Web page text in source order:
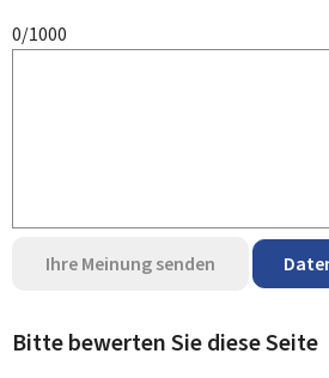
0/1000
Ihre Meinung senden
Bitte bewerten Sie diese Seite